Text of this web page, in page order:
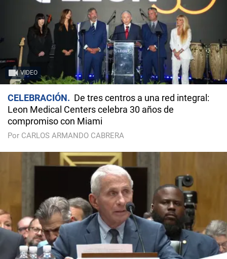
VIDEO
CELEBRACIÓN
De tres centros a una red integral:
Leon Medical Centers celebra 30 años de
compromiso con Miami
Por CARLOS ARMANDO CABRERA